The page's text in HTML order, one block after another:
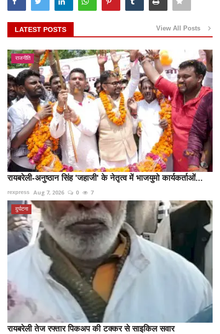
LATEST POSTS View All Posts
राजनीति
रायबरेली-अनुष्ठान सिंह 'जहाजी' के नेतृत्व में भाजयुमो कार्यकर्ताओं...
rexpress Aug 7, 2026 0 7
दुर्घटना
रायबरेली तेज रफ्तार पिकअप की टक्कर से साइकिल सवार